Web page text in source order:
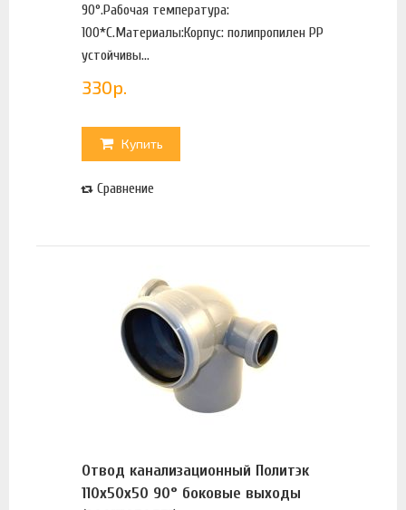
90°.Рабочая температура:
100*С.Материалы:Корпус: полипропилен PP
устойчивы...
330р.
Купить
Сравнение
Отвод канализационный Политэк
110х50x50 90° боковые выходы